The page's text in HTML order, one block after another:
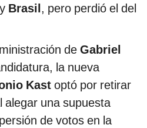
y Brasil, pero perdió el del
de Gabriel
la nueva
Kast optó por retirar
alegar una supuesta
de votos en la